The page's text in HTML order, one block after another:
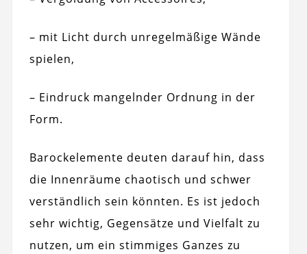
– mit Licht durch unregelmäßige Wände
spielen,
– Eindruck mangelnder Ordnung in der
Form.
Barockelemente deuten darauf hin, dass
die Innenräume chaotisch und schwer
verständlich sein könnten. Es ist jedoch
sehr wichtig, Gegensätze und Vielfalt zu
nutzen, um ein stimmiges Ganzes zu